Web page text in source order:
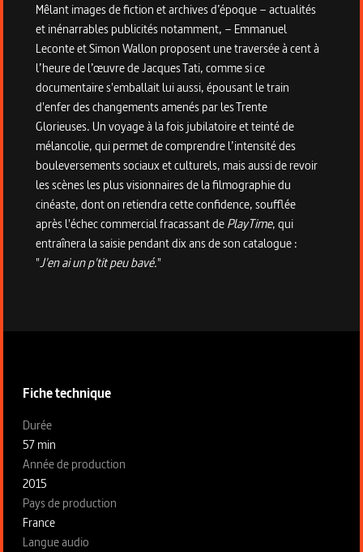
Mêlant images de fiction et archives d’époque – actualités
et inénarrables publicités notamment, – Emmanuel
Leconte et Simon Wallon proposent une traversée à cent à
l’heure de l’œuvre de Jacques Tati, comme si ce
documentaire s'emballait lui aussi, épousant le train
d'enfer des changements amenés par les Trente
Glorieuses. Un voyage à la fois jubilatoire et teinté de
mélancolie, qui permet de comprendre l’intensité des
bouleversements sociaux et culturels, mais aussi de revoir
les scènes les plus visionnaires de la filmographie du
cinéaste, dont on retiendra cette confidence, soufflée
après l'échec commercial fracassant dePlayTime, qui
entraînera la saisie pendant dix ans de son catalogue :
"J'en ai un p'tit peu bavé."
Fiche technique
Fiche technique section gauche
Durée
57 min
Année de production
2015
Pays de production
France
Langue audio